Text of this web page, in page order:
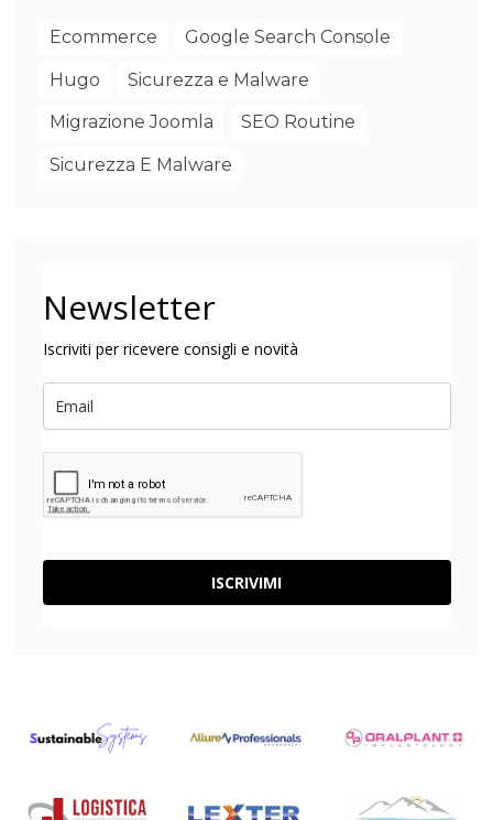
Ecommerce Google Search Console
Hugo Sicurezza e Malware
Migrazione Joomla SEO Routine
Sicurezza E Malware
Newsletter
Iscriviti per ricevere consigli e novità
ISCRIVIMI